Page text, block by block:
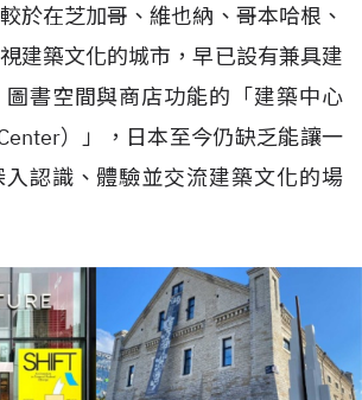
於在芝加哥、維也納、哥本哈根、
建築文化的城市，早已設有兼具建
書空間與商店功能的「建築中心
）」，日本至今仍缺乏能讓一
認識、體驗並交流建築文化的場